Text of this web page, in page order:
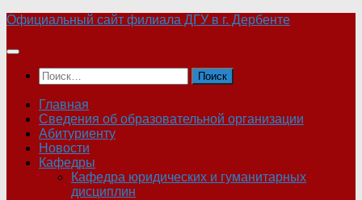
Skip
content
Официальный сайт филиала ДГУ в г. Дербенте
Найти:
Главная
Сведения об образовательной организации
Абитуриенту
Новости
Кафедры
Кафедра юридических и гуманитарных
дисциплин